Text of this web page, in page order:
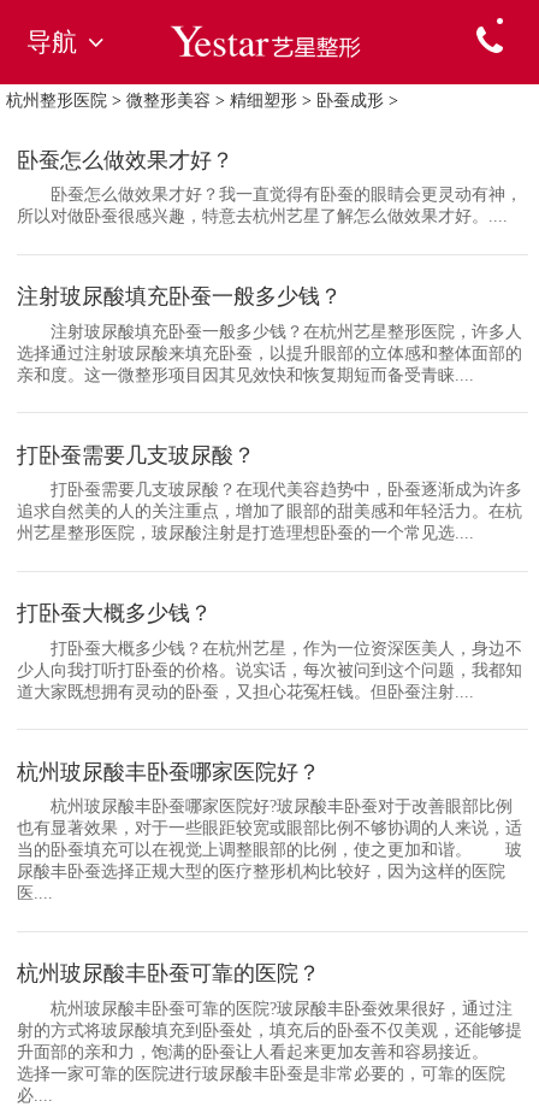
导航
杭州整形医院 > 微整形美容 > 精细塑形 > 卧蚕成形 >
卧蚕怎么做效果才好？
卧蚕怎么做效果才好？我一直觉得有卧蚕的眼睛会更灵动有神，
所以对做卧蚕很感兴趣，特意去杭州艺星了解怎么做效果才好。....
注射玻尿酸填充卧蚕一般多少钱？
注射玻尿酸填充卧蚕一般多少钱？在杭州艺星整形医院，许多人
选择通过注射玻尿酸来填充卧蚕，以提升眼部的立体感和整体面部的
亲和度。这一微整形项目因其见效快和恢复期短而备受青睐....
打卧蚕需要几支玻尿酸？
打卧蚕需要几支玻尿酸？在现代美容趋势中，卧蚕逐渐成为许多
追求自然美的人的关注重点，增加了眼部的甜美感和年轻活力。在杭
州艺星整形医院，玻尿酸注射是打造理想卧蚕的一个常见选....
打卧蚕大概多少钱？
打卧蚕大概多少钱？在杭州艺星，作为一位资深医美人，身边不
少人向我打听打卧蚕的价格。说实话，每次被问到这个问题，我都知
道大家既想拥有灵动的卧蚕，又担心花冤枉钱。但卧蚕注射....
杭州玻尿酸丰卧蚕哪家医院好？
杭州玻尿酸丰卧蚕哪家医院好?玻尿酸丰卧蚕对于改善眼部比例
也有显著效果，对于一些眼距较宽或眼部比例不够协调的人来说，适
当的卧蚕填充可以在视觉上调整眼部的比例，使之更加和谐。 玻
尿酸丰卧蚕选择正规大型的医疗整形机构比较好，因为这样的医院
医....
杭州玻尿酸丰卧蚕可靠的医院？
杭州玻尿酸丰卧蚕可靠的医院?玻尿酸丰卧蚕效果很好，通过注
射的方式将玻尿酸填充到卧蚕处，填充后的卧蚕不仅美观，还能够提
升面部的亲和力，饱满的卧蚕让人看起来更加友善和容易接近。
选择一家可靠的医院进行玻尿酸丰卧蚕是非常必要的，可靠的医院
必....